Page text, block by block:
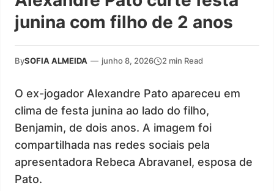
junina com filho de 2 anos
BySOFIA ALMEIDA — junho 8, 2026 2 min Read
O ex-jogador Alexandre Pato apareceu em
clima de festa junina ao lado do filho,
Benjamin, de dois anos. A imagem foi
compartilhada nas redes sociais pela
apresentadora Rebeca Abravanel, esposa de
Pato.